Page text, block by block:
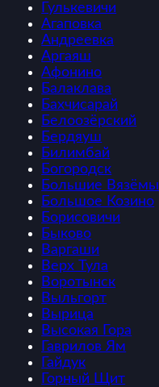
Гулькевичи
Агаповка
Андреевка
Аргаяш
Афонино
Балаклава
Бахчисарай
Белоозёрский
Бердяуш
Билимбай
Богородск
Большие Вязёмы
Большое Козино
Борисовичи
Быково
Варгаши
Верх Тула
Воротынск
Выльгорт
Вырица
Высокая Гора
Гаврилов Ям
Гайдук
Горный Щит